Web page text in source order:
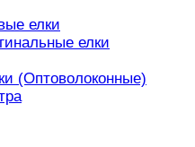
елки
елки
(Оптоволоконные)